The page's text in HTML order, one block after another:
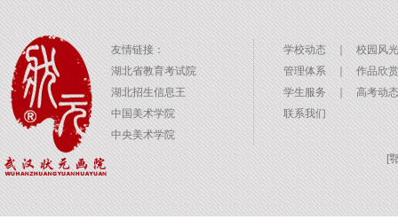
友情链接：
湖北省教育考试院
湖北招生信息王
中国美术学院
中央美术学院
学校动态 ｜
校园风光
管理体系
｜ 作品欣赏
学生服务
｜ 高考动态
联系我们
[